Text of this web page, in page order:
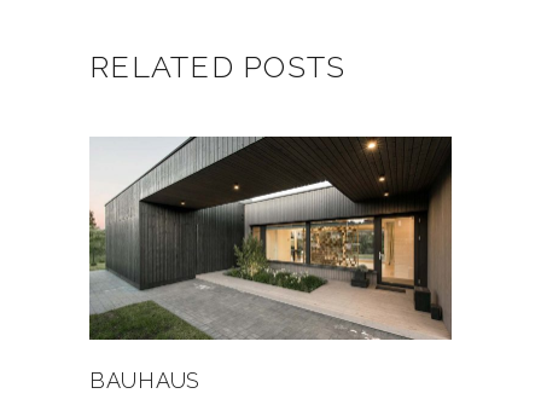
RELATED POSTS
BAUHAUS